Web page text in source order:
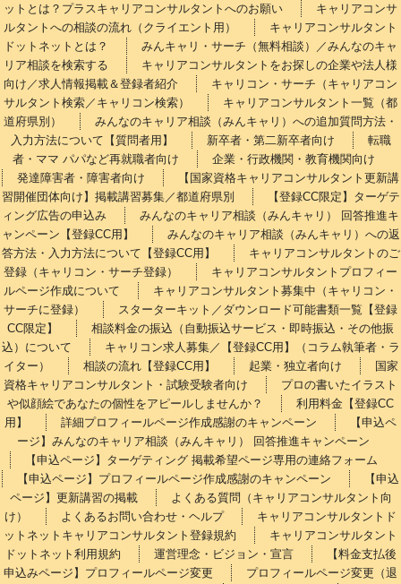
ットとは？プラスキャリアコンサルタントへのお願い
キャリアコンサ
ルタントへの相談の流れ（クライエント用）
キャリアコンサルタント
ドットネットとは？
みんキャリ・サーチ（無料相談）／みんなのキャ
リア相談を検索する
キャリアコンサルタントをお探しの企業や法人様
向け／求人情報掲載＆登録者紹介
キャリコン・サーチ（キャリアコン
サルタント検索／キャリコン検索）
キャリアコンサルタント一覧（都
道府県別）
みんなのキャリア相談（みんキャリ）への追加質問方法・
入力方法について【質問者用】
新卒者・第二新卒者向け
転職
者・ママ パパなど再就職者向け
企業・行政機関・教育機関向け
発達障害者・障害者向け
【国家資格キャリアコンサルタント更新講
習開催団体向け】掲載講習募集／都道府県別
【登録CC限定】ターゲテ
ィング広告の申込み
みんなのキャリア相談（みんキャリ） 回答推進キ
ャンペーン【登録CC用】
みんなのキャリア相談（みんキャリ）への返
答方法・入力方法について【登録CC用】
キャリアコンサルタントのご
登録（キャリコン・サーチ登録）
キャリアコンサルタントプロフィー
ルページ作成について
キャリアコンサルタント募集中（キャリコン・
サーチに登録）
スターターキット／ダウンロード可能書類一覧【登録
CC限定】
相談料金の振込（自動振込サービス・即時振込・その他振
込）について
キャリコン求人募集／【登録CC用】（コラム執筆者・ラ
イター）
相談の流れ【登録CC用】 起業・独立者向け
国家
資格キャリアコンサルタント・試験受験者向け
プロの書いたイラスト
や似顔絵であなたの個性をアピールしませんか？
利用料金【登録CC
用】
詳細プロフィールページ作成感謝のキャンペーン
【申込ペ
ージ】みんなのキャリア相談（みんキャリ） 回答推進キャンペーン
【申込ページ】ターゲティング 掲載希望ページ専用の連絡フォーム
【申込ページ】プロフィールページ作成感謝のキャンペーン
【申込
ページ】更新講習の掲載
よくある質問（キャリアコンサルタント向
け）
よくあるお問い合わせ・ヘルプ
キャリアコンサルタントド
ットネットキャリアコンサルタント登録規約
キャリアコンサルタント
ドットネット利用規約
運営理念・ビジョン・宣言
【料金支払後
申込みページ】プロフィールページ変更
プロフィールページ変更（退